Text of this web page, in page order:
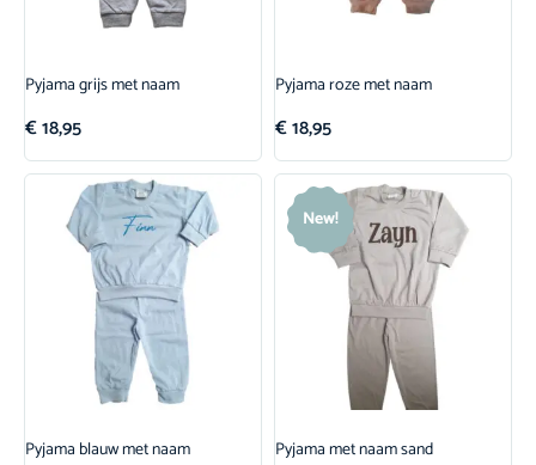
Pyjama grijs met naam
€18,95
Pyjama roze met naam
€18,95
Pyjama blauw met naam
New!
Pyjama met naam sand